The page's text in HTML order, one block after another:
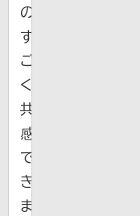
の
す
ご
く
共
感
で
き
ま